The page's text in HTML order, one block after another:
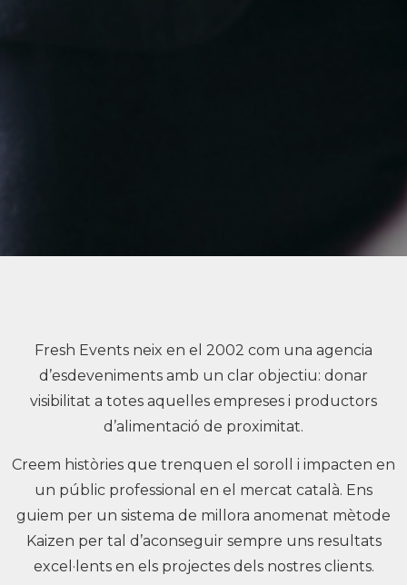
Fresh Events neix en el 2002 com una agencia
d’esdeveniments amb un clar objectiu: donar
visibilitat a totes aquelles empreses i productors
d’alimentació de proximitat.
Creem històries que trenquen el soroll i impacten en
un públic professional en el mercat català. Ens
guiem per un sistema de millora anomenat mètode
Kaizen per tal d’aconseguir sempre uns resultats
excel·lents en els projectes dels nostres clients.